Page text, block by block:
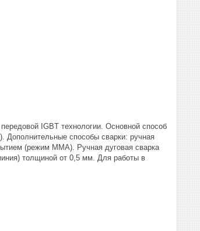
IGBT технологии. Основной способ
Дополнительные способы сварки: ручная
(режим ММА). Ручная дуговая сварка
толщиной от 0,5 мм. Для работы в